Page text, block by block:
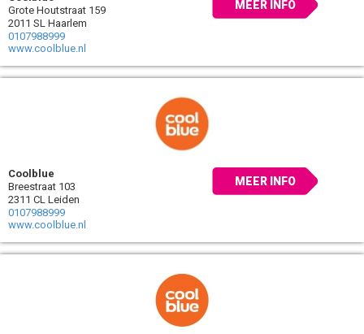
Grote Houtstraat 159
2011 SL Haarlem
0107988999
www.coolblue.nl
MEER INFO
Coolblue
Breestraat 103
2311 CL Leiden
0107988999
www.coolblue.nl
MEER INFO